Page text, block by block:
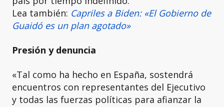
Lea también: Capriles a Biden: «El Gobierno de
Guaidó es un plan agotado»
Presión y denuncia
«Tal como ha hecho en España, sostendrá
encuentros con representantes del Ejecutivo
y todas las fuerzas políticas para afianzar la